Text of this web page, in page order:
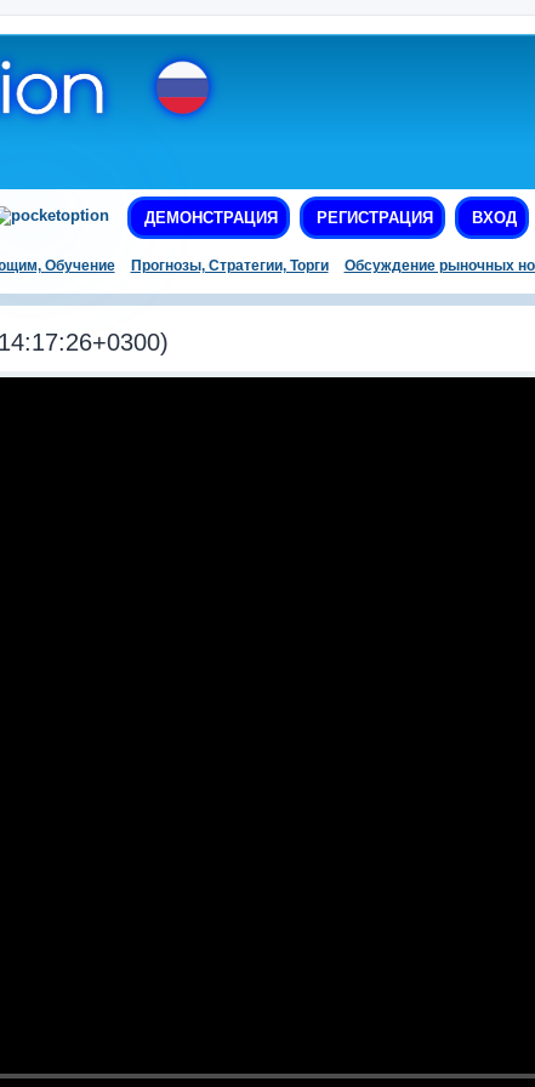
ДЕМОНСТРАЦИЯ РЕГИСТРАЦИЯ ВХОД
Обучение Прогнозы, Стратегии, Торги Обсуждение рыночных